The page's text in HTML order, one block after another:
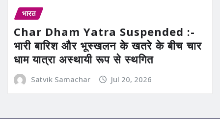
भारत
Char Dham Yatra Suspended :-
भारी बारिश और भूस्खलन के खतरे के बीच चार
धाम यात्रा अस्थायी रूप से स्थगित
Satvik Samachar Jul 20, 2026